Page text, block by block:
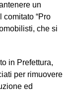
un
“Pro
che si
in Prefettura,
per rimuovere
ed